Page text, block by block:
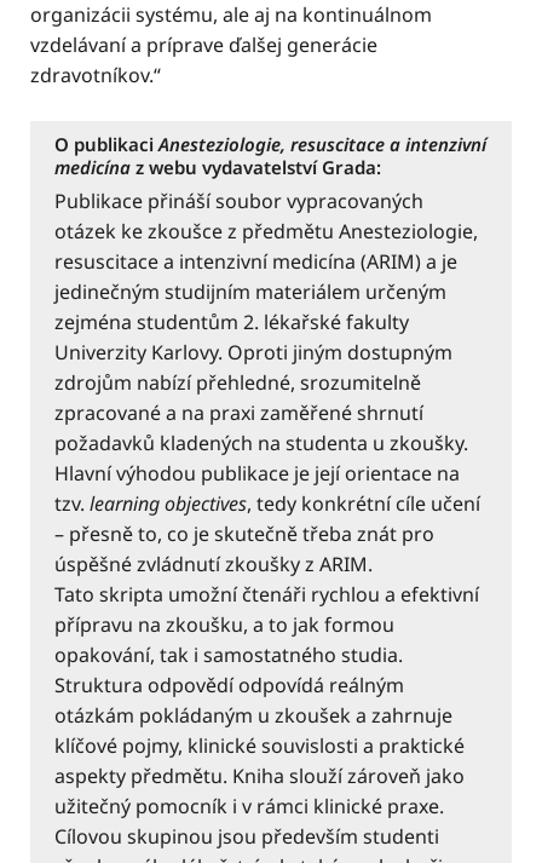
organizácii systému, ale aj na kontinuálnom
vzdelávaní a príprave ďalšej generácie
zdravotníkov.“
O publikaciAnesteziologie, resuscitace a intenzivní
medicína z webu vydavatelství Grada:
Publikace přináší soubor vypracovaných
otázek ke zkoušce z předmětu Anesteziologie,
resuscitace a intenzivní medicína (ARIM) a je
jedinečným studijním materiálem určeným
zejména studentům 2. lékařské fakulty
Univerzity Karlovy. Oproti jiným dostupným
zdrojům nabízí přehledné, srozumitelně
zpracované a na praxi zaměřené shrnutí
požadavků kladených na studenta u zkoušky.
Hlavní výhodou publikace je její orientace na
tzv. learning objectives, tedy konkrétní cíle učení
– přesně to, co je skutečně třeba znát pro
úspěšné zvládnutí zkoušky z ARIM.
Tato skripta umožní čtenáři rychlou a efektivní
přípravu na zkoušku, a to jak formou
opakování, tak i samostatného studia.
Struktura odpovědí odpovídá reálným
otázkám pokládaným u zkoušek a zahrnuje
klíčové pojmy, klinické souvislosti a praktické
aspekty předmětu. Kniha slouží zároveň jako
užitečný pomocník i v rámci klinické praxe.
Cílovou skupinou jsou především studenti